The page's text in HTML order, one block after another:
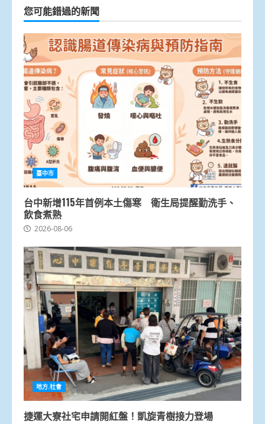
您可能錯過的新聞
臺中市
台中新增115年首例本土傷寒 衛生局提醒勤洗手、
飲食煮熟
2026-08-06
地方.社會
捷運大寮社宅申請開紅盤！凱旋青樹接力登場